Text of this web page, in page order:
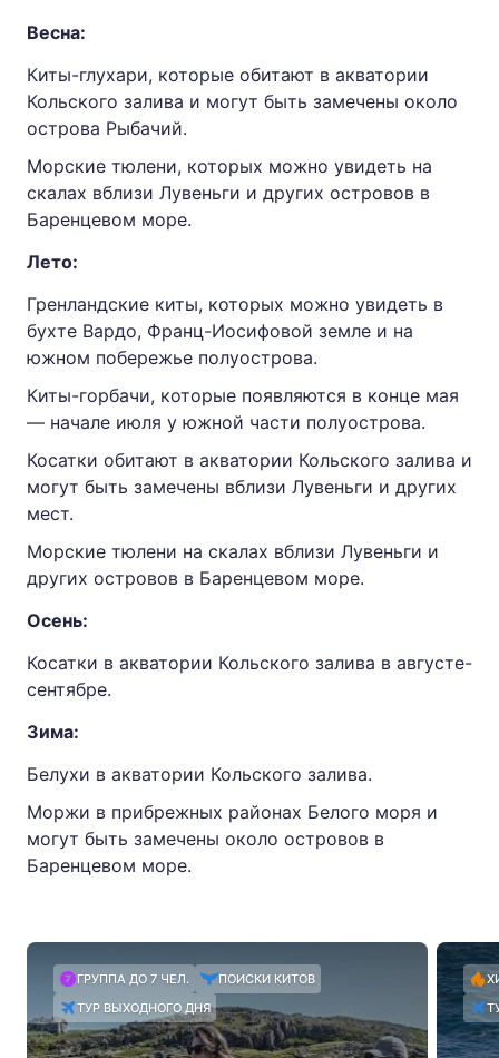
Весна:
Киты-глухари, которые обитают в акватории
Кольского залива и могут быть замечены около
острова Рыбачий.
Морские тюлени, которых можно увидеть на
скалах вблизи Лувеньги и других островов в
Баренцевом море.
Лето:
Гренландские киты, которых можно увидеть в
бухте Вардо, Франц-Иосифовой земле и на
южном побережье полуострова.
Киты-горбачи, которые появляются в конце мая
— начале июля у южной части полуострова.
Косатки обитают в акватории Кольского залива и
могут быть замечены вблизи Лувеньги и других
мест.
Морские тюлени на скалах вблизи Лувеньги и
других островов в Баренцевом море.
Осень:
Косатки в акватории Кольского залива в августе-
сентябре.
Зима:
Белухи в акватории Кольского залива.
Моржи в прибрежных районах Белого моря и
могут быть замечены около островов в
Баренцевом море.
ГРУППА ДО 7 ЧЕЛ.
ПОИСКИ КИТОВ
ТУР ВЫХОДНОГО ДНЯ